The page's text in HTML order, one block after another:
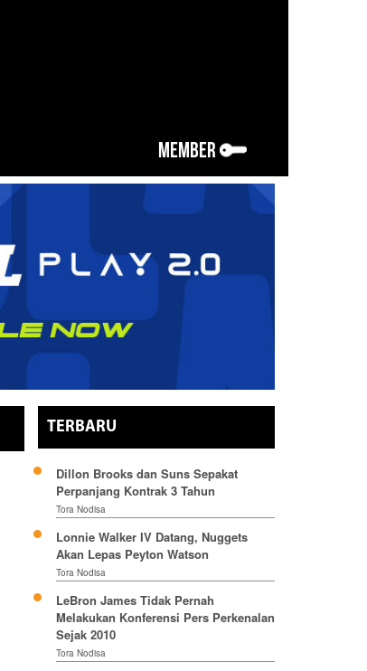
MEMBER
TERBARU
Dillon Brooks dan Suns Sepakat
Perpanjang Kontrak 3 Tahun
Tora Nodisa
Lonnie Walker IV Datang, Nuggets
Akan Lepas Peyton Watson
Tora Nodisa
LeBron James Tidak Pernah
Melakukan Konferensi Pers Perkenalan
Sejak 2010
Tora Nodisa